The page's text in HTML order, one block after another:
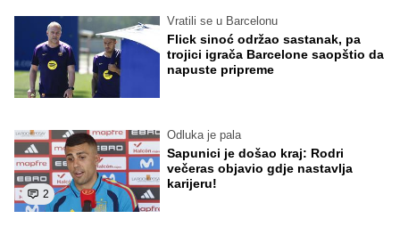
Vratili se u Barcelonu
Flick sinoć održao sastanak, pa
trojici igrača Barcelone saopštio da
napuste pripreme
2
Odluka je pala
Sapunici je došao kraj: Rodri
večeras objavio gdje nastavlja
karijeru!